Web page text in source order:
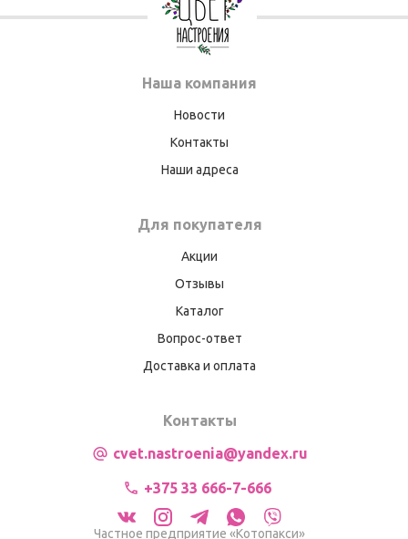
Наша компания
Новости
Контакты
Наши адреса
Для покупателя
Акции
Отзывы
Каталог
Вопрос-ответ
Доставка и оплата
Контакты
cvet.nastroenia@yandex.ru
+375 33 666-7-666
Частное предприятие «Котопакси»